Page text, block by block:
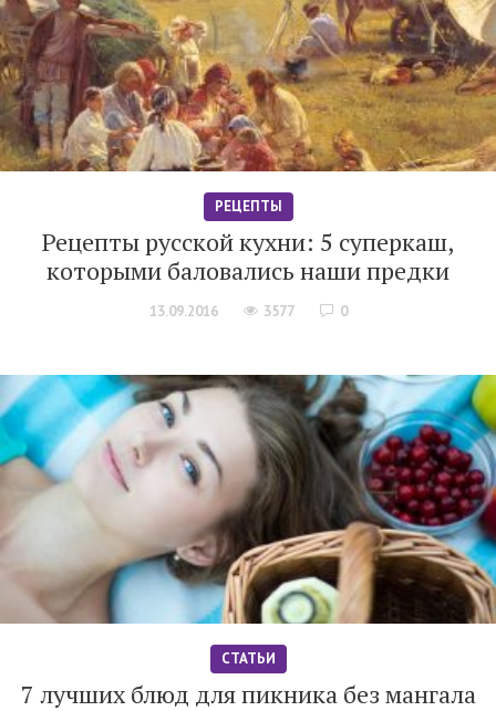
РЕЦЕПТЫ
Рецепты русской кухни: 5 суперкаш,
которыми баловались наши предки
13.09.2016 3577 0
СТАТЬИ
7 лучших блюд для пикника без мангала